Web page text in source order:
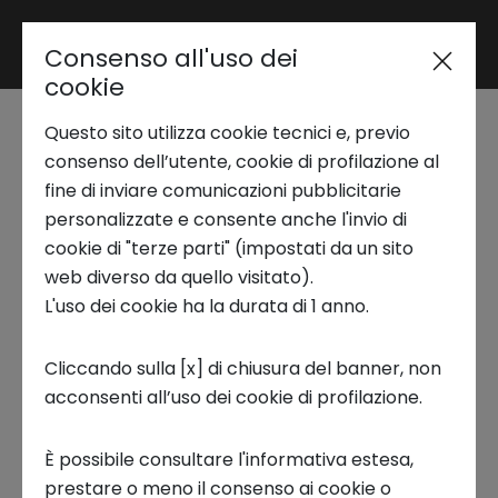
Area riservata
Trend Analysis
Applied Research
Startup Development
Business Transformation
Ecosystem enabling
Healthcare, Biotech &
Pharma - Startups in the
genetic industry
Il report analizza l’evoluzione del settore
Healthcare, Biotech e Pharma con un focus
Descrive come le tecnologie avanzate, tra cui
gene editing, terapie geniche e cellulari, mRNA,
Consenso all'uso dei
cookie
Questo sito utilizza cookie tecnici e, previo
consenso dell’utente, cookie di profilazione al
fine di inviare comunicazioni pubblicitarie
personalizzate e consente anche l'invio di
cookie di "terze parti" (impostati da un sito
web diverso da quello visitato).
L'uso dei cookie ha la durata di 1 anno.
Cliccando sulla [x] di chiusura del banner, non
acconsenti all’uso dei cookie di profilazione.
È possibile consultare l'informativa estesa,
prestare o meno il consenso ai cookie o